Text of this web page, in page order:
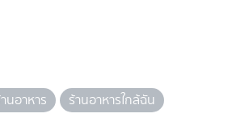
นอาหาร
ร้านอาหารใกล้ฉัน